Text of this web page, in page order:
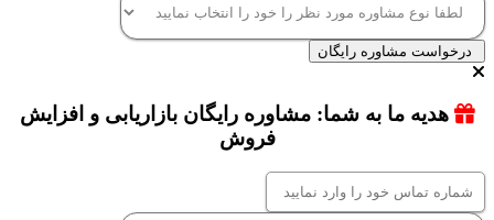
درخواست مشاوره رایگان
هدیه ما به شما: مشاوره رایگان بازاریابی و افزایش
فروش